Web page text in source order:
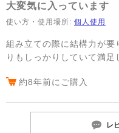
大変気に入っています
使い方・使用場所: 個人使用
組み立ての際に結構力が
りもしっかりしていて満足
約8年前にご購入
レ